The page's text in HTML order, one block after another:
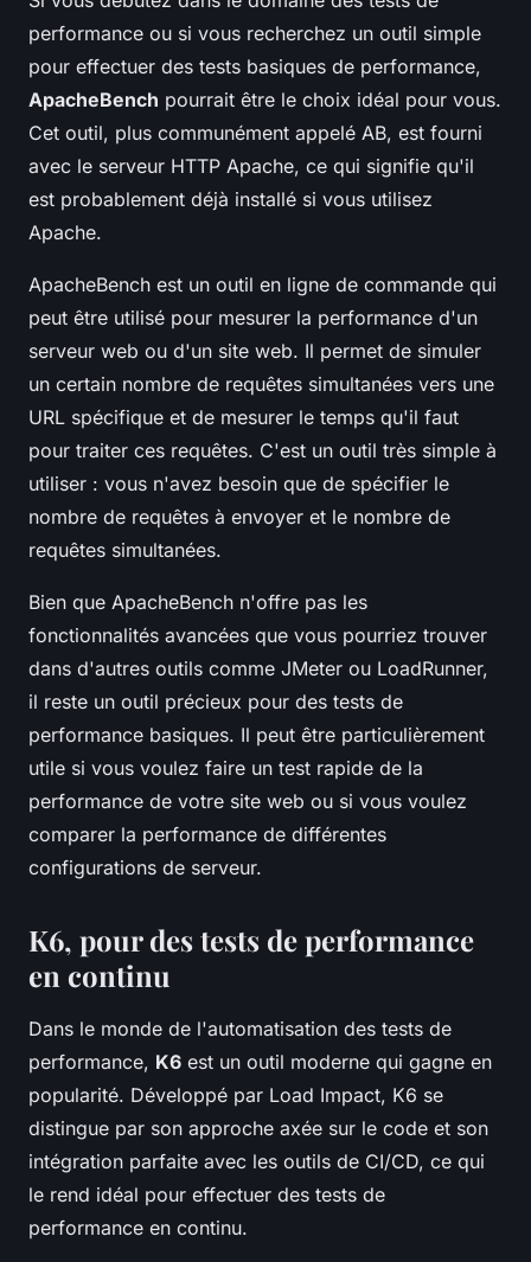
performance ou si vous recherchez un outil simple
pour effectuer des tests basiques de performance,
ApacheBench pourrait être le choix idéal pour vous.
Cet outil, plus communément appelé AB, est fourni
avec le serveur HTTP Apache, ce qui signifie qu'il
est probablement déjà installé si vous utilisez
Apache.
ApacheBench est un outil en ligne de commande qui
peut être utilisé pour mesurer la performance d'un
serveur web ou d'un site web. Il permet de simuler
un certain nombre de requêtes simultanées vers une
URL spécifique et de mesurer le temps qu'il faut
pour traiter ces requêtes. C'est un outil très simple à
utiliser : vous n'avez besoin que de spécifier le
nombre de requêtes à envoyer et le nombre de
requêtes simultanées.
Bien que ApacheBench n'offre pas les
fonctionnalités avancées que vous pourriez trouver
dans d'autres outils comme JMeter ou LoadRunner,
il reste un outil précieux pour des tests de
performance basiques. Il peut être particulièrement
utile si vous voulez faire un test rapide de la
performance de votre site web ou si vous voulez
comparer la performance de différentes
configurations de serveur.
K6, pour des tests de performance
en continu
Dans le monde de l'automatisation des tests de
performance, K6 est un outil moderne qui gagne en
popularité. Développé par Load Impact, K6 se
distingue par son approche axée sur le code et son
intégration parfaite avec les outils de CI/CD, ce qui
le rend idéal pour effectuer des tests de
performance en continu.